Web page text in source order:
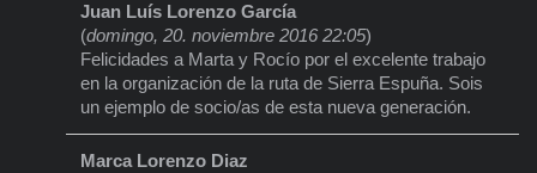
Juan Luís Lorenzo García
(domingo, 20. noviembre 2016 22:05)
Felicidades a Marta y Rocío por el excelente trabajo
en la organización de la ruta de Sierra Espuña. Sois
un ejemplo de socio/as de esta nueva generación.
Marca Lorenzo Diaz